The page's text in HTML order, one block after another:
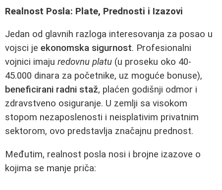
Realnost Posla: Plate, Prednosti i Izazovi
Jedan od glavnih razloga interesovanja za posao u
vojsci je ekonomska sigurnost. Profesionalni
vojnici imaju redovnu platu (u proseku oko 40-
45.000 dinara za početnike, uz moguće bonuse),
beneficirani radni staž, plaćen godišnji odmor i
zdravstveno osiguranje. U zemlji sa visokom
stopom nezaposlenosti i neisplativim privatnim
sektorom, ovo predstavlja značajnu prednost.
Međutim, realnost posla nosi i brojne izazove o
kojima se manje priča: